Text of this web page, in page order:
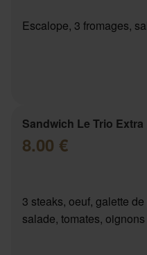
Escalope, 3 fromages,
Sandwich Le Trio Extra
8.00 €
3 steaks, oeuf, galette
salade, tomates, oignons